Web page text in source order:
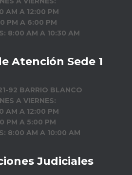
AM A 12:00 PM
PM A 6:00 PM
8:00 AM A 10:30 AM
Atención Sede 1
92 BARRIO BLANCO
A VIERNES:
AM A 12:00 PM
PM A 5:00 PM
8:00 AM A 10:00 AM
Judiciales